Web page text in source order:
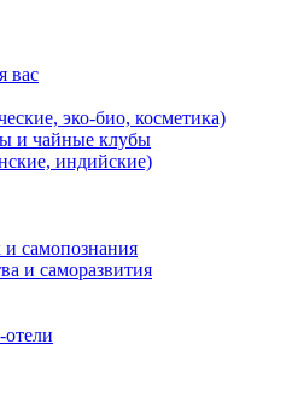
вас
эко-био, косметика)
и чайные клубы
индийские)
самопознания
и саморазвития